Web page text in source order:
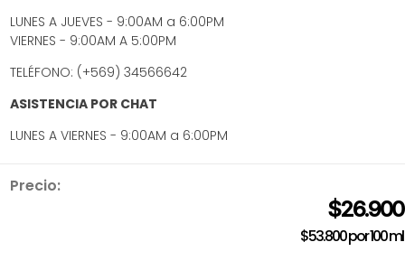
Precio:
$26.900
$53.800por100 ml
LUNES A JUEVES - 9:00AM a 6:00PM
VIERNES - 9:00AM A 5:00PM
TELÉFONO: (+569) 34566642
ASISTENCIA POR CHAT
LUNES A VIERNES - 9:00AM a 6:00PM